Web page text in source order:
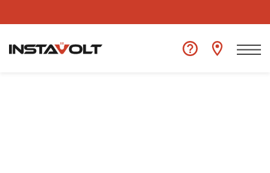
Ver outra localização